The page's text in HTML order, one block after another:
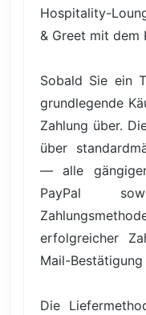
Hospitality-
& Greet mit dem
Sobald Sie ein
grundlegende
Zahlung über.
über
— alle
PayPal
erfolgreicher
Mail-
Die